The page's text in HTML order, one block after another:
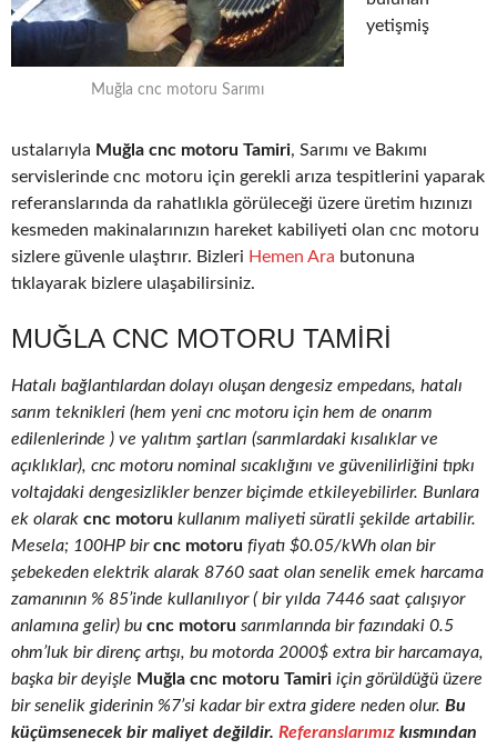
Muğla cnc motoru Sarımı
yetişmiş
ustalarıyla Muğla cnc motoru Tamiri, Sarımı ve Bakımı
servislerinde cnc motoru için gerekli arıza tespitlerini yaparak
referanslarında da rahatlıkla görüleceği üzere üretim hızınızı
kesmeden makinalarınızın hareket kabiliyeti olan cnc motoru
sizlere güvenle ulaştırır. Bizleri Hemen Ara butonuna
tıklayarak bizlere ulaşabilirsiniz.
MUĞLA CNC MOTORU TAMIRI
Hatalı bağlantılardan dolayı oluşan dengesiz empedans, hatalı
sarım teknikleri (hem yeni cnc motoru için hem de onarım
edilenlerinde ) ve yalıtım şartları (sarımlardaki kısalıklar ve
açıklıklar), cnc motoru nominal sıcaklığını ve güvenilirliğini tıpkı
voltajdaki dengesizlikler benzer biçimde etkileyebilirler. Bunlara
ek olarak cnc motoru kullanım maliyeti süratli şekilde artabilir.
Mesela; 100HP bircnc motoru fiyatı $0.05/kWh olan bir
şebekeden elektrik alarak 8760 saat olan senelik emek harcama
zamanının % 85’inde kullanılıyor ( bir yılda 7446 saat çalışıyor
anlamına gelir) bu cnc motoru sarımlarında bir fazındaki 0.5
ohm’luk bir direnç artışı, bu motorda 2000$ extra bir harcamaya,
başka bir deyişle Muğla cnc motoru Tamiri için görüldüğü üzere
bir senelik giderinin %7’si kadar bir extra gidere neden olur. Bu
küçümsenecek bir maliyet değildir. Referanslarımız kısmından